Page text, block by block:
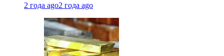
2 года ago2 года ago